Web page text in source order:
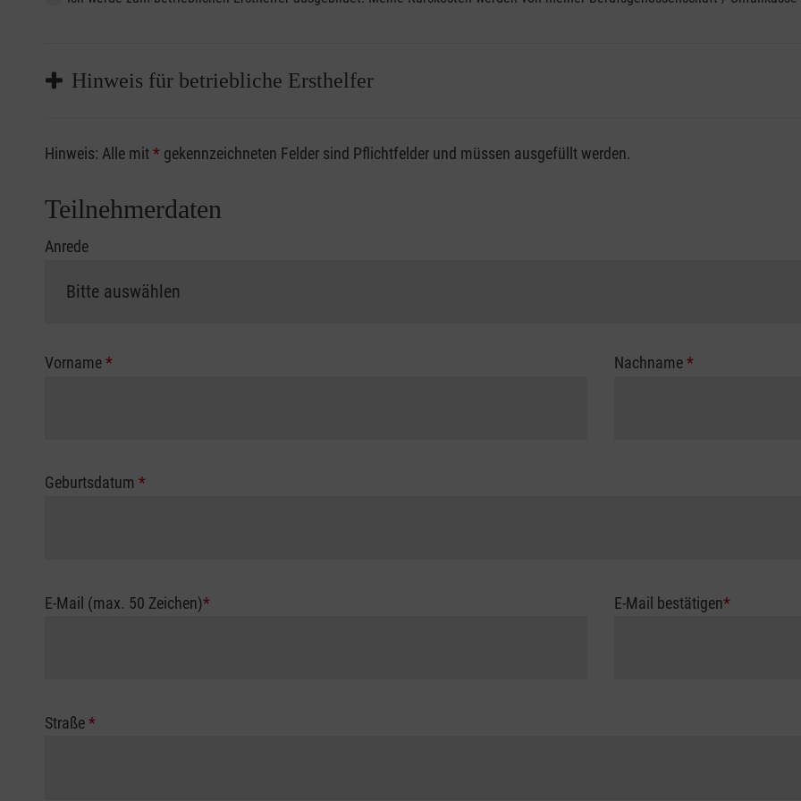
Hinweis für betriebliche Ersthelfer
Sofern Sie ein Kostenübernahmeverfahren Ihrer Berufsgenossenschaft / Unfallkasse nutzen, beachten Sie bitte,
vorliegen müssen. Andernfalls erfolgt eine Abrechnung der vollen Kursgebühr als Selbstzahler.
Hinweis: Alle mit* gekennzeichneten Felder sind Pflichtfelder und müssen ausgefüllt werden.
Teilnehmerdaten
Anrede
Vorname* Nachname*
Geburtsdatum *
E-Mail (max. 50 Zeichen)* E-Mail bestätigen*
Straße*